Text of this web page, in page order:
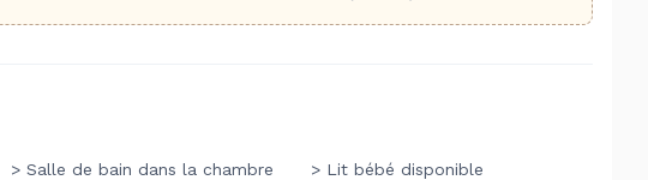
> Salle de bain dans la chambre > Lit bébé disponible